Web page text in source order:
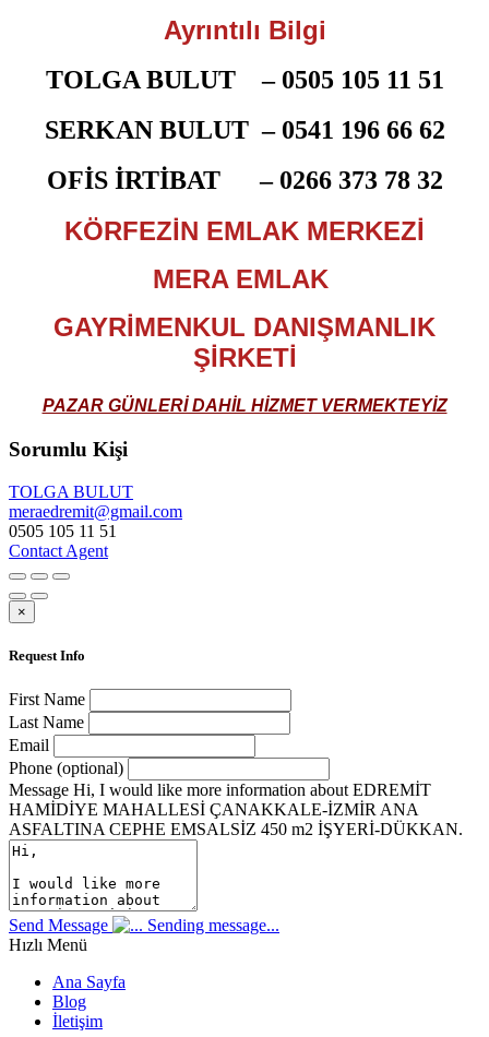
Ayrıntılı Bilgi
TOLGA BULUT – 0505 105 11 51
SERKAN BULUT – 0541 196 66 62
OFİS İRTİBAT – 0266 373 78 32
KÖRFEZİN EMLAK MERKEZİ
MERA EMLAK
GAYRİMENKUL DANIŞMANLIK
ŞİRKETİ​
PAZAR GÜNLERİ DAHİL HİZMET VERMEKTEYİZ
Sorumlu Kişi
TOLGA BULUT
meraedremit@gmail.com
0505 105 11 51
Contact Agent
×
Request Info
First Name
Last Name
Email
Phone (optional)
Message Hi, I would like more information about EDREMİT
HAMİDİYE MAHALLESİ ÇANAKKALE-İZMİR ANA
ASFALTINA CEPHE EMSALSİZ 450 m2 İŞYERİ-DÜKKAN.
Send Message
Sending message...
Hızlı Menü
Ana Sayfa
Blog
İletişim